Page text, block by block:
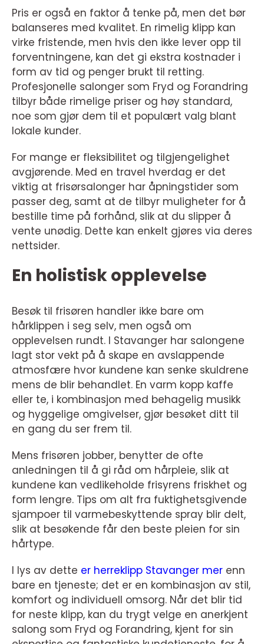
Pris er også en faktor å tenke på, men det bør
balanseres med kvalitet. En rimelig klipp kan
virke fristende, men hvis den ikke lever opp til
forventningene, kan det gi ekstra kostnader i
form av tid og penger brukt til retting.
Profesjonelle salonger som Fryd og Forandring
tilbyr både rimelige priser og høy standard,
noe som gjør dem til et populært valg blant
lokale kunder.
For mange er fleksibilitet og tilgjengelighet
avgjørende. Med en travel hverdag er det
viktig at frisørsalonger har åpningstider som
passer deg, samt at de tilbyr muligheter for å
bestille time på forhånd, slik at du slipper å
vente unødig. Dette kan enkelt gjøres via deres
nettsider.
En holistisk opplevelse
Besøk til frisøren handler ikke bare om
hårklippen i seg selv, men også om
opplevelsen rundt. I Stavanger har salongene
lagt stor vekt på å skape en avslappende
atmosfære hvor kundene kan senke skuldrene
mens de blir behandlet. En varm kopp kaffe
eller te, i kombinasjon med behagelig musikk
og hyggelige omgivelser, gjør besøket ditt til
en gang du ser frem til.
Mens frisøren jobber, benytter de ofte
anledningen til å gi råd om hårpleie, slik at
kundene kan vedlikeholde frisyrens friskhet og
form lengre. Tips om alt fra fuktighetsgivende
sjampoer til varmebeskyttende spray blir delt,
slik at besøkende får den beste pleien for sin
hårtype.
I lys av dette er herreklipp Stavanger mer enn
bare en tjeneste; det er en kombinasjon av stil,
komfort og individuell omsorg. Når det blir tid
for neste klipp, kan du trygt velge en anerkjent
salong som Fryd og Forandring, kjent for sin